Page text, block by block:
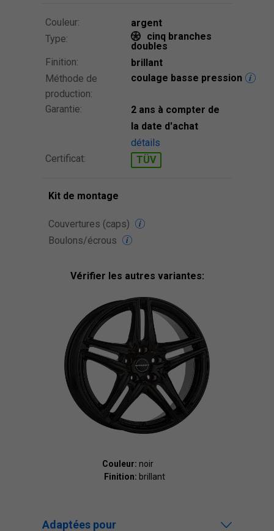
Couleur:
argent
Type:
cinq branches
doubles
Finition:
brillant
Méthode de
production:
coulage basse pression
Garantie:
2 ans à compter de
la date d'achat
détails
Certificat:
TÜV
Kit de montage
Couvertures (caps)
Boulons/écrous
Vérifier les autres variantes:
Couleur: noir
Finition: brillant
Adaptées pour